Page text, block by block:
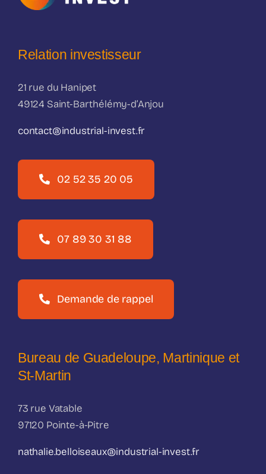
Relation investisseur
21 rue du Hanipet
49124 Saint-Barthélémy-d’Anjou
contact@industrial-invest.fr
02 52 35 20 05
07 89 30 31 88
Demande de rappel
Bureau de Guadeloupe, Martinique et
St-Martin
73 rue Vatable
97120 Pointe-à-Pitre
nathalie.belloiseaux@industrial-invest.fr